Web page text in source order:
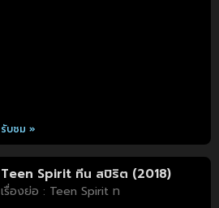
รับชม »
Teen Spirit ทีน สปิริต (2018)
เรื่องย่อ : Teen Spirit ท